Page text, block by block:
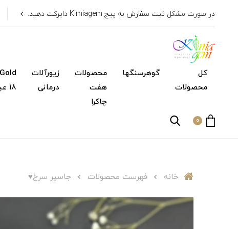
در صورت مشکل ثبت سفارش به پیج Kimiagem دایرکت دهید.
کل
محصولات
گوهرسنگها
محصولات
هفت
چاکرا
زیورآلات
درمانی
۱۸ عیار)
0
خانه فهرست محصولات جاسپر سرخ♥️